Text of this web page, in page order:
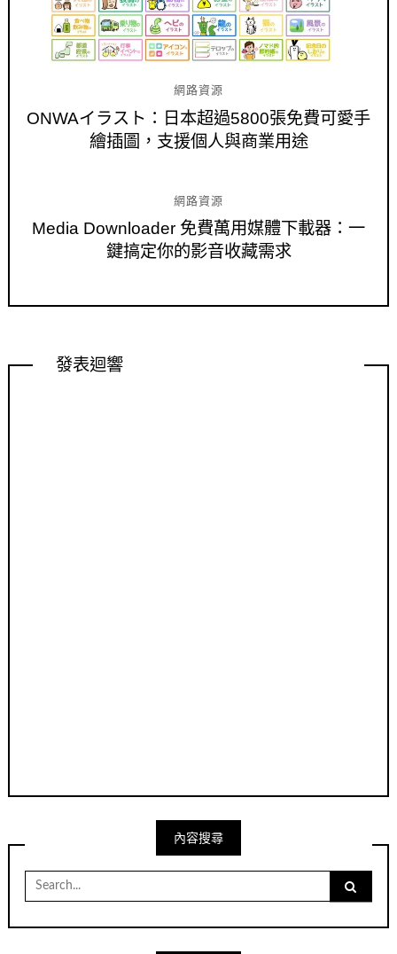
網路資源
ONWAイラスト：日本超過5800張免費可愛手
繪插圖，支援個人與商業用途
網路資源
Media Downloader 免費萬用媒體下載器：一
鍵搞定你的影音收藏需求
發表迴響
內容搜尋
Search
for: